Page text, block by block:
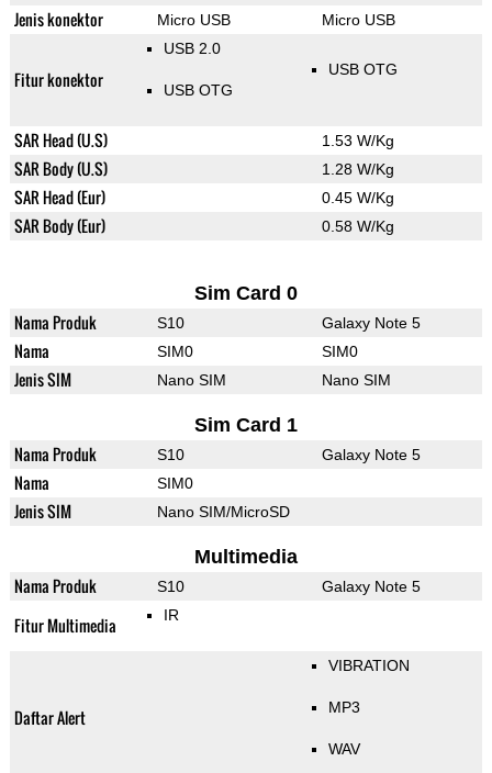
Jenis konektor Micro USB Micro USB
Fitur konektor
USB 2.0
USB OTG
USB OTG
SAR Head (U.S) 1.53 W/Kg
SAR Body (U.S) 1.28 W/Kg
SAR Head (Eur) 0.45 W/Kg
SAR Body (Eur) 0.58 W/Kg
Sim Card 0
Nama Produk S10 Galaxy Note 5
Nama SIM0 SIM0
Jenis SIM Nano SIM Nano SIM
Sim Card 1
Nama Produk S10 Galaxy Note 5
Nama SIM0
Jenis SIM Nano SIM/MicroSD
Multimedia
Nama Produk S10 Galaxy Note 5
Fitur Multimedia IR
Daftar Alert
VIBRATION
MP3
WAV